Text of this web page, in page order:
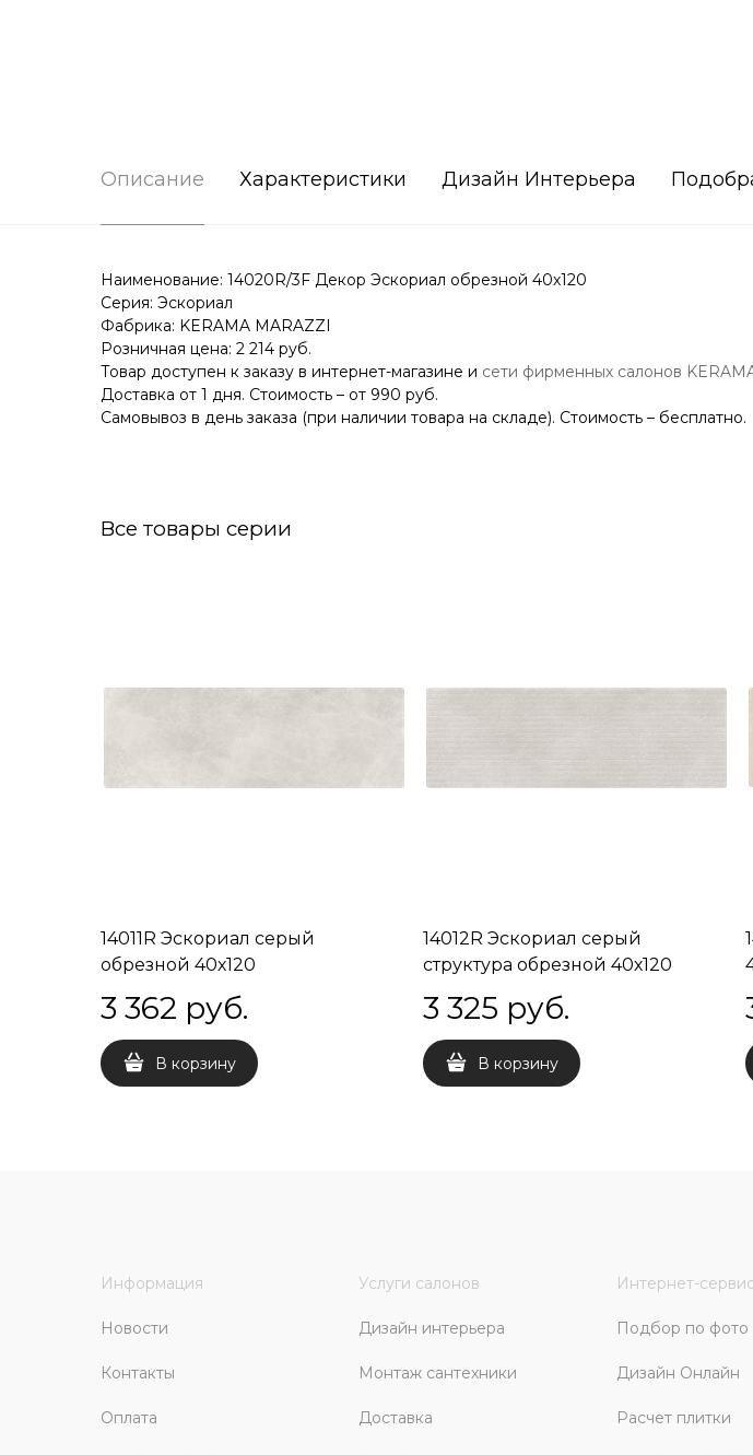
Описание Характеристики Дизайн Интерьера
Наименование: 14020R/3F Декор Эскориал обрезной 40х120
Серия: Эскориал
Фабрика: KERAMA MARAZZI
Розничная цена: 2 214 руб.
Товар доступен к заказу в интернет-магазине и сети фирменных салонов
Доставка от 1 дня. Стоимость – от 990 руб.
Самовывоз в день заказа (при наличии товара на складе). Стоимость – бесплатно.
Все товары серии
14011R Эскориал серый
обрезной 40х120
3 362 руб.
В корзину
14012R Эскориал серый
структура обрезной 40х120
3 325 руб.
В корзину
Информация
Новости
Контакты
Оплата
Услуги салонов
Дизайн интерьера
Монтаж сантехники
Доставка
Интернет-
Подбор по фото
Дизайн Онлайн
Расчет плитки